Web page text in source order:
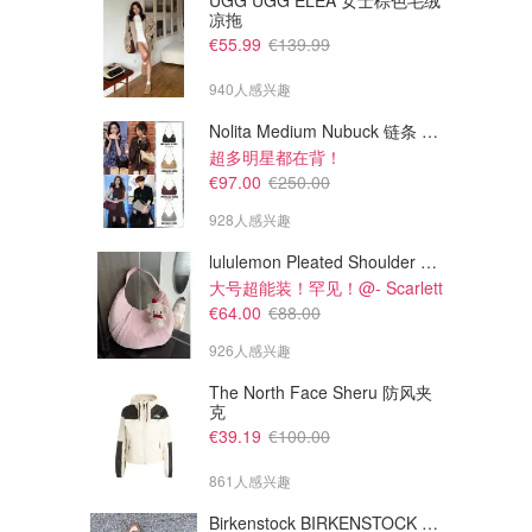
凉拖
€55.99 €139.99
940人感兴趣
Nolita Medium Nubuck 链条 pochette
超多明星都在背！
€97.00 €250.00
928人感兴趣
lululemon Pleated Shoulder Bag 10L 单肩包
大号超能装！罕见！@- Scarlett
€64.00 €88.00
926人感兴趣
The North Face Sheru 防风夹
克
€39.19 €100.00
861人感兴趣
Birkenstock BIRKENSTOCK Solana 麂皮皮革凉拖